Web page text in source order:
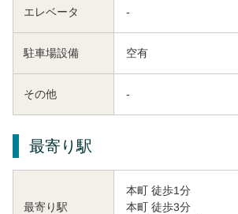
エレベータ -
駐車場設備 空有
その他 -
最寄り駅
最寄り駅
本町 徒歩1分
本町 徒歩3分